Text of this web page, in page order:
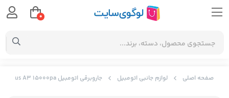
صفحه اصلی لوازم جانبی اتومبیل جاروبرقی اتومبیل Baseus A3 15000pa
0